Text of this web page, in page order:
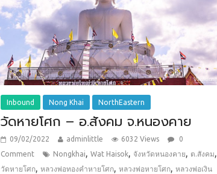
Inbound Nong Khai NorthEastern
วัดหายโศก – อ.สังคม จ.หนองคาย
09/02/2022 adminlittle 6032 Views
0
Comment
Nongkhai,Wat Haisok, จังหวัดหนองคาย, ต.สังคม,
วัดหายโศก,หลวงพ่อทองคำหายโศก,หลวงพ่อหายโศก,หลวงพ่อเงิน